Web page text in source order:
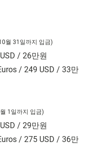
월 31 일까지 입금)
/ 26만원
/ 249 USD / 33만
월 1 일까지 입금)
/ 29만원
/ 275 USD / 36만